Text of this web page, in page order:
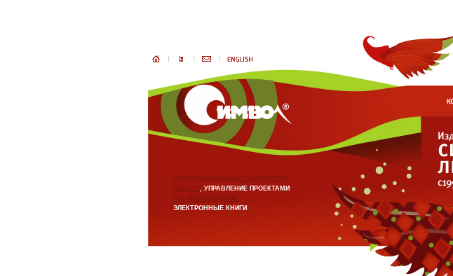
ИНФОРМАЦИОННЫЕ ТЕХНОЛОГИИ
БИЗНЕС, УПРАВЛЕНИЕ ПРОЕКТАМИ
АНГЛИЙСКИЙ ЯЗЫК
ЭЛЕКТРОННЫЕ КНИГИ